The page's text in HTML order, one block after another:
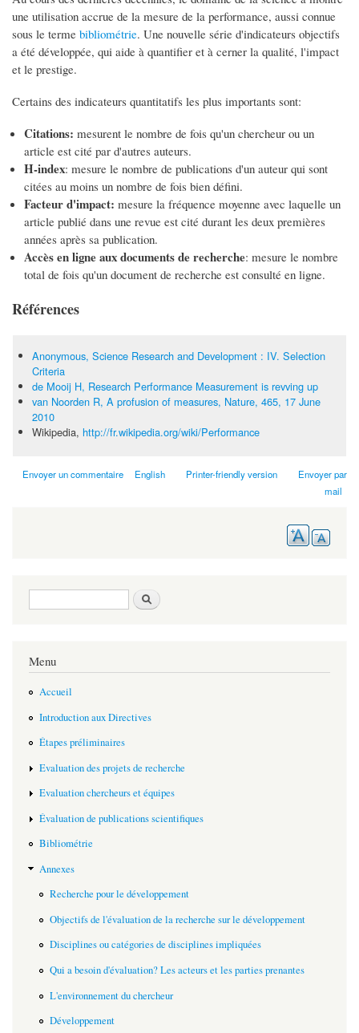
une utilisation accrue de la mesure de la performance, aussi connue
sous le terme bibliométrie. Une nouvelle série d'indicateurs objectifs
a été développée, qui aide à quantifier et à cerner la qualité, l'impact
et le prestige.
Certains des indicateurs quantitatifs les plus importants sont:
Citations: mesurent le nombre de fois qu'un chercheur ou un
article est cité par d'autres auteurs.
H-index: mesure le nombre de publications d'un auteur qui sont
citées au moins un nombre de fois bien défini.
Facteur d'impact: mesure la fréquence moyenne avec laquelle un
article publié dans une revue est cité durant les deux premières
années après sa publication.
Accès en ligne aux documents de recherche: mesure le nombre
total de fois qu'un document de recherche est consulté en ligne.
Références
Anonymous, Science Research and Development : IV. Selection
Criteria
de Mooij H, Research Performance Measurement is revving up
van Noorden R, A profusion of measures, Nature, 465, 17 June
2010
Wikipedia, http://fr.wikipedia.org/wiki/Performance
Envoyer un commentaire English Printer-friendly version
Envoyer par
mail
Search form
Menu
Accueil
Introduction aux Directives
Étapes préliminaires
Evaluation des projets de recherche
Evaluation chercheurs et équipes
Évaluation de publications scientifiques
Bibliométrie
Annexes
Recherche pour le développement
Objectifs de l'évaluation de la recherche sur le développement
Disciplines ou catégories de disciplines impliquées
Qui a besoin d'évaluation? Les acteurs et les parties prenantes
L'environnement du chercheur
Développement